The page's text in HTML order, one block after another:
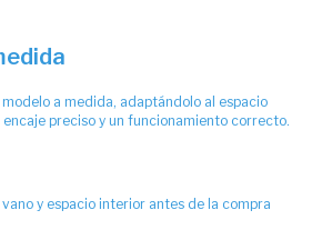
a medida, adaptándolo al espacio
preciso y un funcionamiento correcto.
y espacio interior antes de la compra